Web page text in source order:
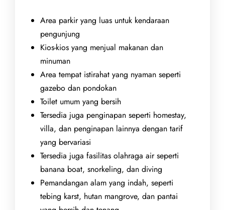
Area parkir yang luas untuk kendaraan
pengunjung
Kios-kios yang menjual makanan dan
minuman
Area tempat istirahat yang nyaman seperti
gazebo dan pondokan
Toilet umum yang bersih
Tersedia juga penginapan seperti homestay,
villa, dan penginapan lainnya dengan tarif
yang bervariasi
Tersedia juga fasilitas olahraga air seperti
banana boat, snorkeling, dan diving
Pemandangan alam yang indah, seperti
tebing karst, hutan mangrove, dan pantai